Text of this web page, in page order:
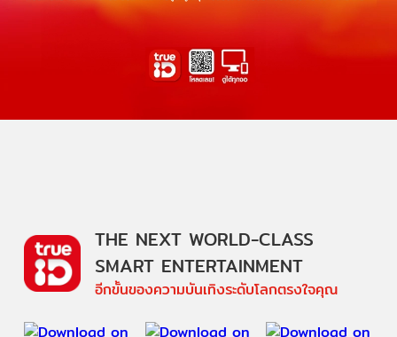
THE NEXT WORLD-CLASS
SMART ENTERTAINMENT
อีกขั้นของความบันเทิงระดับโลกตรงใจคุณ